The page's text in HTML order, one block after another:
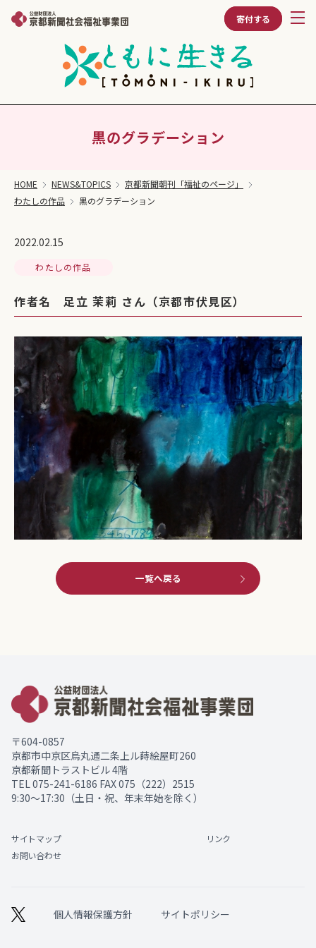
寄付する
黒のグラデーション
HOME NEWS&TOPICS
京都新聞朝刊「福祉のページ」
わたしの作品
黒のグラデーション
2022.02.15
わたしの作品
作者名 足立 茉莉 さん（京都市伏見区）
一覧へ戻る
〒604-0857
京都市中京区烏丸通二条上ル蒔絵屋町260
京都新聞トラストビル 4階
TEL 075-241-6186 FAX 075（222）2515
9:30～17:30（土日・祝、年末年始を除く）
サイトマップ
リンク
お問い合わせ
個人情報保護方針 サイトポリシー